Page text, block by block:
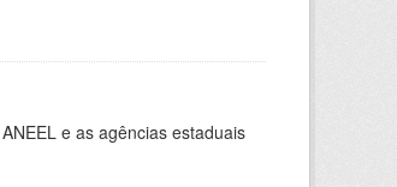
e as agências estaduais